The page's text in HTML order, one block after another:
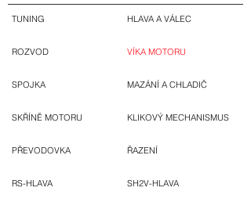
TUNING
ROZVOD
SPOJKA
SKŘÍNĚ MOTORU
PŘEVODOVKA
RS-HLAVA
HLAVA A VÁLEC
VÍKA MOTORU
MAZÁNÍ A CHLADIČ
KLIKOVÝ MECHANISMUS
ŘAZENÍ
SH2V-HLAVA